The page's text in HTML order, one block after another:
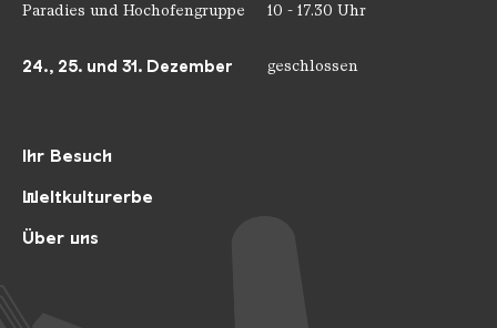
Ihr Besuch
Weltkulturerbe
Über uns
Paradies und Hochofengruppe 10 - 17.30 Uhr
24., 25. und 31. Dezember geschlossen